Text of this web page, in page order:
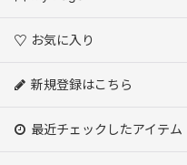
お気に入り
新規登録はこちら
最近チェックしたアイテム